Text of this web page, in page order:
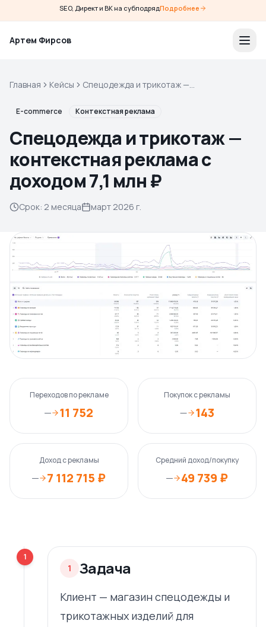
SEO, Директ и ВК на субподрядПодробнее
Артем Фирсов
Главная Кейсы
Спецодежда и трикотаж —
доходом 7,1 млн ₽
E-commerce Контекстная реклама
Спецодежда и трикотаж —
контекстная реклама с
доходом 7,1 млн ₽
Срок: 2 месяца март 2026 г.
Переходов по рекламе
— 11 752
Покупок с рекламы
— 143
Доход с рекламы
— 7 112 715 ₽
Средний доход/покупку
— 49 739 ₽
1
1 Задача
Клиент — магазин спецодежды и
трикотажных изделий для